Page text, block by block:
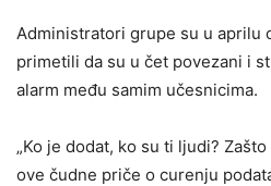
Administratori grupe su u aprilu
primetili da su u čet povezani i
alarm među samim učesnicima.
„Ko je dodat, ko su ti ljudi?
ove čudne priče o curenju